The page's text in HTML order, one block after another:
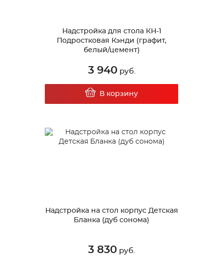
Надстройка для стола КН-1
Подростковая Кэнди (графит,
белый/цемент)
3 940руб.
В корзину
Надстройка на стол корпус Детская
Бланка (дуб сонома)
3 830 руб.